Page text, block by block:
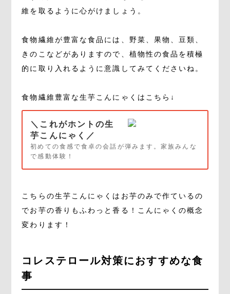
維を取るように心がけましょう。
食物繊維が豊富な食品には、野菜、果物、豆類、
きのこなどがありますので、植物性の食品を積極
的に取り入れるように意識してみてくださいね。
食物繊維豊富な生芋こんにゃくはこちら↓
＼これがホントの生
芋こんにゃく／
初めての食感で食卓の会話が弾みます。家族みんな
で感動体験！
こちらの生芋こんにゃくはお芋のみで作ているの
でお芋の香りもふわっと香る！こんにゃくの概念
変わります！
コレステロール対策におすすめな食
事